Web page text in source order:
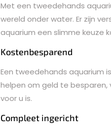
Met een tweedehands
wereld onder water. Er zijn
aquarium een slimme keuze
Kostenbesparend
Een tweedehands aquarium
helpen om geld te
voor u is.
Compleet ingericht